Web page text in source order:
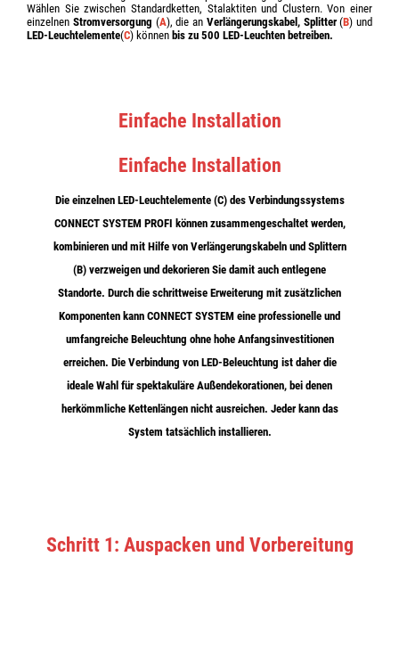
Wählen Sie zwischen Standardketten, Stalaktiten und Clustern. Von einer
einzelnen Stromversorgung (A), die an Verlängerungskabel, Splitter(B) und
LED-Leuchtelemente(C) können bis zu 500 LED-Leuchten betreiben.
Einfache Installation
Einfache Installation
Die einzelnen LED-Leuchtelemente (C) des Verbindungssystems
CONNECT SYSTEM PROFI können zusammengeschaltetwerden,
kombinieren und mit Hilfe von Verlängerungskabeln und Splittern
(B) verzweigen und dekorieren Sie damit auch entlegene
Standorte. Durch die schrittweise Erweiterung mit zusätzlichen
Komponenten kann CONNECT SYSTEM eine professionelle und
umfangreiche Beleuchtung ohne hohe Anfangsinvestitionen
erreichen. Die Verbindung von LED-Beleuchtung ist daher die
ideale Wahl für spektakuläre Außendekorationen, bei denen
herkömmliche Kettenlängen nicht ausreichen. Jeder kann das
System tatsächlich installieren.
Schritt 1: Auspacken und Vorbereitung